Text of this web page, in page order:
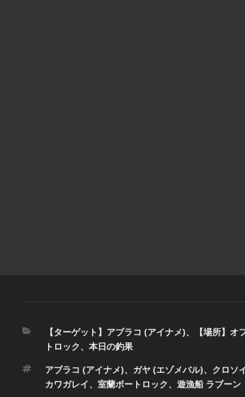
カ
テ
リ
ー
【ターゲット】アブラコ (アイナメ)、 【場所】オ
トロック、 本日の釣果
タ
グ
アブラコ (アイナメ)、 ガヤ (エゾメバル)、 クロソ
カワガレイ、 室蘭ボートロック、 遊漁船 ラブーン